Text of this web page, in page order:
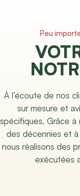
Peu
À l’écoute de nos
sur mesure et
spécifiques. Grâce à
des décennies et
nous réalisons des
exécutées